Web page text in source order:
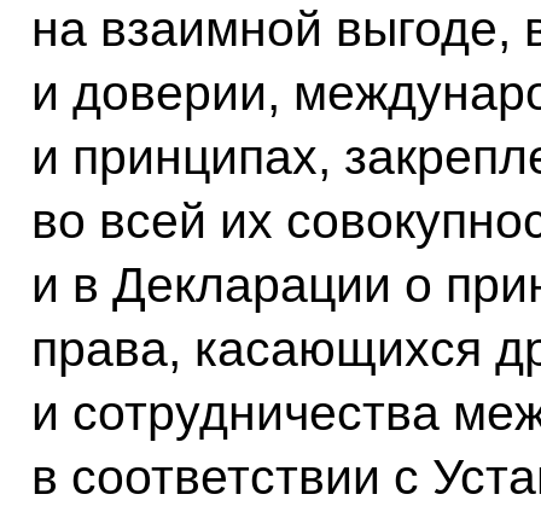
на взаимной выгоде,
и доверии,
и принципах,
во всей их
и в Декларации о
права, касающихся
и сотрудничества
в соответствии с